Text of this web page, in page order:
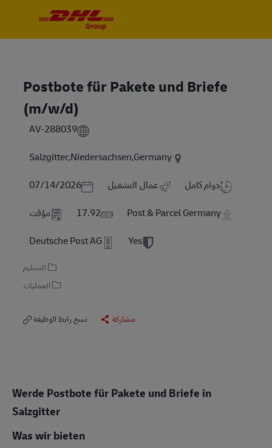
Postbote für Pakete und Briefe
(m/w/d)
AV-288039
Salzgitter,Niedersachsen,Germany
Posted Date
07/14/2026 عمال التشغيل دوام كامل
مؤقت 17.92 Post & Parcel Germany
Deutsche Post AG Yes
التسليم
العمليات
نسخ رابط الوظيفة مشاركة
Werde Postbote für Pakete und Briefe in
Salzgitter
Was wir bieten